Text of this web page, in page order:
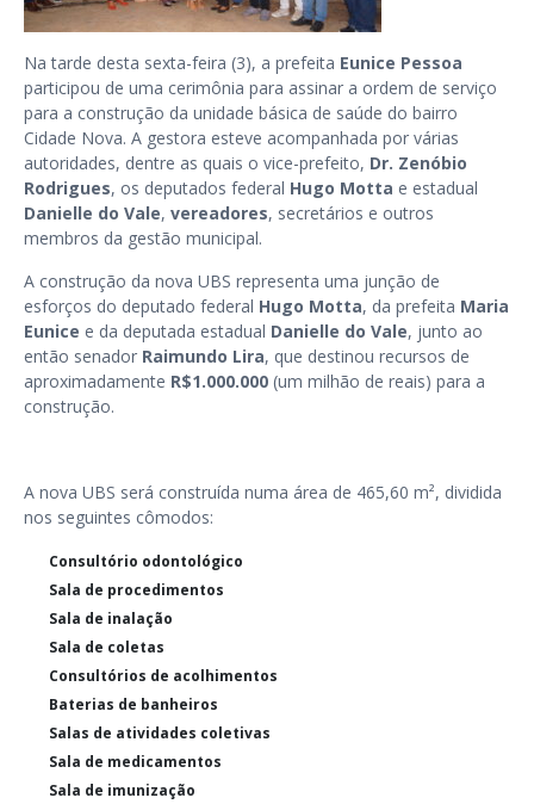
Na tarde desta sexta-feira (3), a prefeita Eunice Pessoa
participou de uma cerimônia para assinar a ordem de serviço
para a construção da unidade básica de saúde do bairro
Cidade Nova. A gestora esteve acompanhada por várias
autoridades, dentre as quais o vice-prefeito, Dr. Zenóbio
Rodrigues, os deputados federal Hugo Motta e estadual
Danielle do Vale, vereadores, secretários e outros
membros da gestão municipal.
A construção da nova UBS representa uma junção de
esforços do deputado federal Hugo Motta, da prefeita Maria
Eunice e da deputada estadual Danielle do Vale, junto ao
então senador Raimundo Lira, que destinou recursos de
aproximadamente R$1.000.000 (um milhão de reais) para a
construção.
A nova UBS será construída numa área de 465,60 m², dividida
nos seguintes cômodos:
Consultório odontológico
Sala de procedimentos
Sala de inalação
Sala de coletas
Consultórios de acolhimentos
Baterias de banheiros
Salas de atividades coletivas
Sala de medicamentos
Sala de imunização